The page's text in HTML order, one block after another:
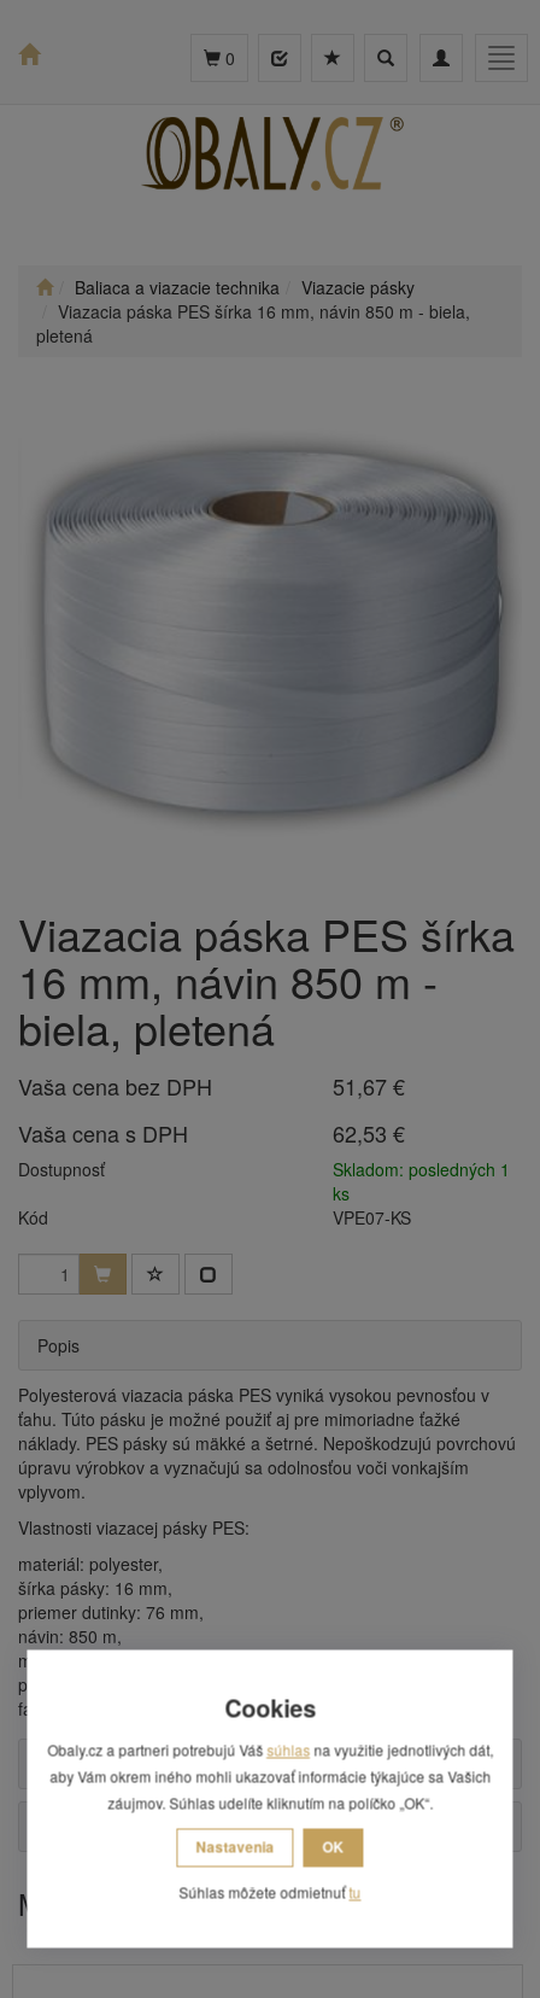
Toggle
Toggle
0
Baliaca a viazacie technika
Viazacie pásky
Viazacia páska PES šírka 16 mm, návin 850 m - biela,
pletená
Viazacia páska PES šírka
16 mm, návin 850 m -
biela, pletená
Vaša cena bez DPH
51,67 €
Vaša cena s DPH
62,53 €
Dostupnosť
Skladom: posledných 1
ks
Kód
VPE07-KS
Popis
Polyesterová viazacia páska PES vyniká vysokou pevnosťou v
ťahu. Túto pásku je možné použiť aj pre mimoriadne ťažké
náklady. PES pásky sú mäkké a šetrné. Nepoškodzujú povrchovú
úpravu výrobkov a vyznačujú sa odolnosťou voči vonkajším
vplyvom.
Vlastnosti viazacej pásky PES:
materiál: polyester,
šírka pásky: 16 mm,
priemer dutinky: 76 mm,
návin: 850 m,
minimálna pevnosť v ťahu: 4410 N,
prevedenie: pletená,
farba: biela.
Alternatívne produkty
Mohlo by Vás zaujímať
Cookies
Obaly.cz a partneri potrebujú Vášsúhlas na využitie jednotlivých dát,
aby Vám okrem iného mohli ukazovať informácie týkajúce sa Vašich
záujmov. Súhlas udelíte kliknutím na políčko „OK“.
Nastavenia OK
Súhlas môžete odmietnuťtu